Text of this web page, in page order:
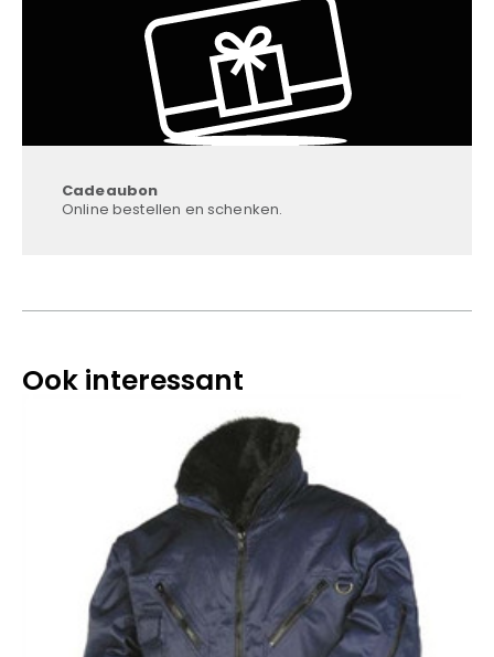
Cadeaubon
Online bestellen en schenken.
Ook interessant